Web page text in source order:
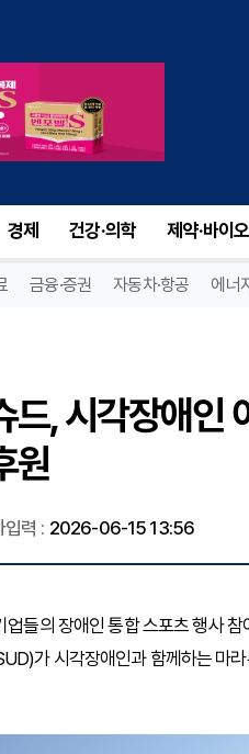
경제 건강·의학 제약·바이오
금융·증권 자동차·항공 에너지
드, 시각장애인
원
입력 : 2026-06-15 13:56
들의 장애인 통합 스포츠 행사
가 시각장애인과 함께하는 마